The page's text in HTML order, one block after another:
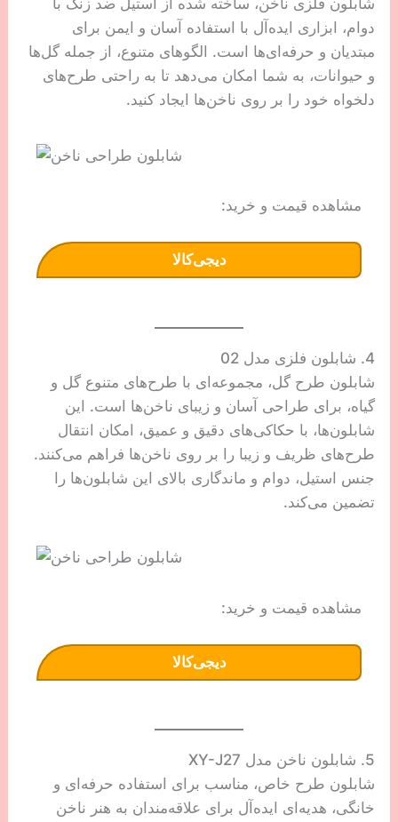
شابلون فلزی ناخن، ساخته شده از استیل ضد زنگ با
دوام، ابزاری ایده‌آل با استفاده آسان و ایمن برای
مبتدیان و حرفه‌ای‌ها است. الگوهای متنوع، از جمله گل‌ها
و حیوانات، به شما امکان می‌دهد تا به راحتی طرح‌های
دلخواه خود را بر روی ناخن‌ها ایجاد کنید.
مشاهده قیمت و خرید:
دیجی‌کالا
4. شابلون فلزی مدل 02
شابلون طرح گل، مجموعه‌ای با طرح‌های متنوع گل و
گیاه، برای طراحی آسان و زیبای ناخن‌ها است. این
شابلون‌ها، با حکاکی‌های دقیق و عمیق، امکان انتقال
طرح‌های ظریف و زیبا را بر روی ناخن‌ها فراهم می‌کنند.
جنس استیل، دوام و ماندگاری بالای این شابلون‌ها را
تضمین می‌کند.
مشاهده قیمت و خرید:
دیجی‌کالا
5. شابلون ناخن مدل XY-J27
شابلون طرح خاص، مناسب برای استفاده حرفه‌ای و
خانگی، هدیه‌ای ایده‌آل برای علاقه‌مندان به هنر ناخن